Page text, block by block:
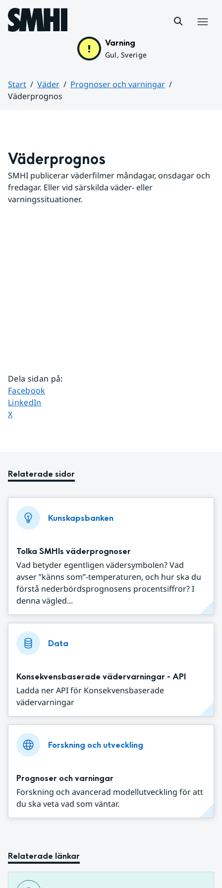
Hoppa till sidans innehåll
Varning
Gul, Sverige
Start Väder
Prognoser och varningar
Väderprognos
Väderprognos
SMHI publicerar väderfilmer måndagar, onsdagar och
fredagar. Eller vid särskilda väder- eller
varningssituationer.
Dela sidan på:
Dela sidan på
Facebook
Dela sidan på
LinkedIn
Dela sidan på
X
Relaterade sidor
Kunskapsbanken
Tolka SMHIs väderprognoser
Vad betyder egentligen vädersymbolen? Vad
avser ”känns som”-temperaturen, och hur ska du
förstå nederbördsprognosens procentsiffror? I
denna vägled...
Data
Konsekvensbaserade vädervarningar - API
Ladda ner API för Konsekvensbaserade
vädervarningar
Forskning och utveckling
Prognoser och varningar
Forskning och avancerad modellutveckling för att
du ska veta vad som väntar.
Relaterade länkar